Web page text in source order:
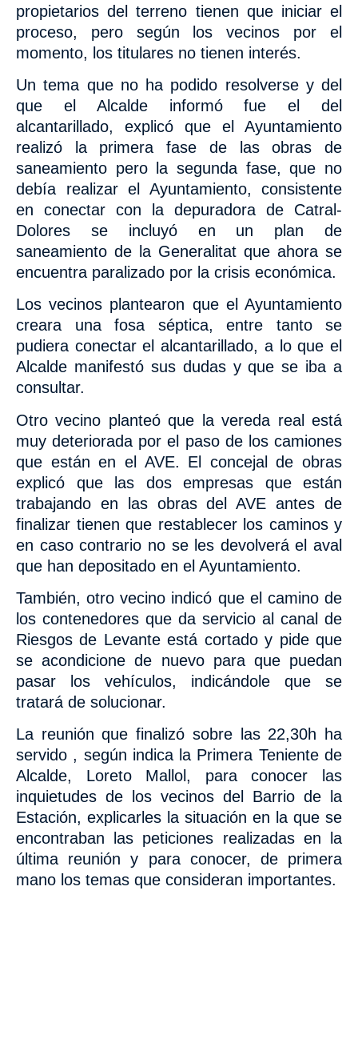
propietarios del terreno tienen que iniciar el
proceso, pero según los vecinos por el
momento, los titulares no tienen interés.
Un tema que no ha podido resolverse y del
que el Alcalde informó fue el del
alcantarillado, explicó que el Ayuntamiento
realizó la primera fase de las obras de
saneamiento pero la segunda fase, que no
debía realizar el Ayuntamiento, consistente
en conectar con la depuradora de Catral-
Dolores se incluyó en un plan de
saneamiento de la Generalitat que ahora se
encuentra paralizado por la crisis económica.
Los vecinos plantearon que el Ayuntamiento
creara una fosa séptica, entre tanto se
pudiera conectar el alcantarillado, a lo que el
Alcalde manifestó sus dudas y que se iba a
consultar.
Otro vecino planteó que la vereda real está
muy deteriorada por el paso de los camiones
que están en el AVE. El concejal de obras
explicó que las dos empresas que están
trabajando en las obras del AVE antes de
finalizar tienen que restablecer los caminos y
en caso contrario no se les devolverá el aval
que han depositado en el Ayuntamiento.
También, otro vecino indicó que el camino de
los contenedores que da servicio al canal de
Riesgos de Levante está cortado y pide que
se acondicione de nuevo para que puedan
pasar los vehículos, indicándole que se
tratará de solucionar.
La reunión que finalizó sobre las 22,30h ha
servido , según indica la Primera Teniente de
Alcalde, Loreto Mallol, para conocer las
inquietudes de los vecinos del Barrio de la
Estación, explicarles la situación en la que se
encontraban las peticiones realizadas en la
última reunióny para conocer, de primera
mano los temas que consideran importantes.